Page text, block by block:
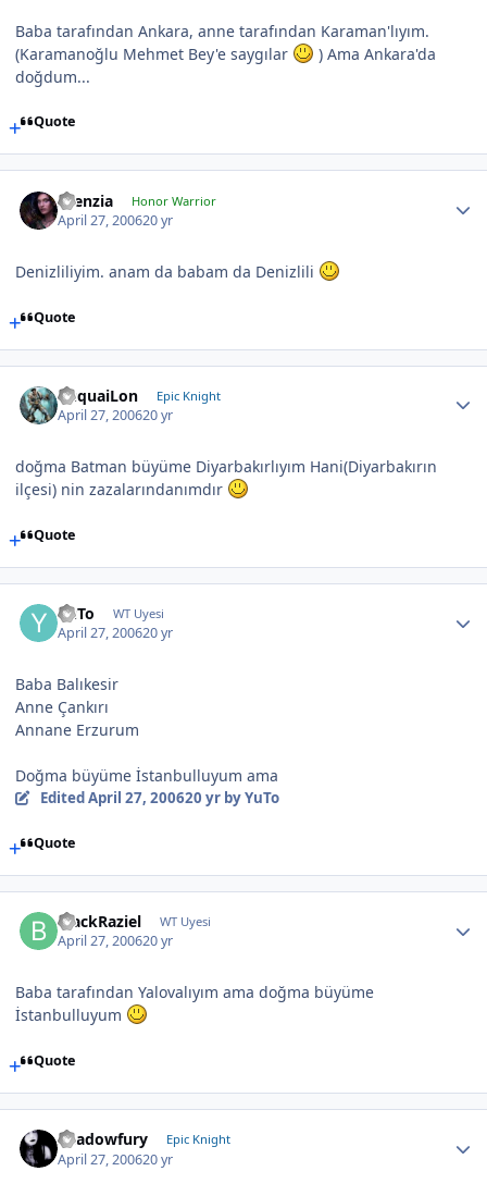
Baba tarafından Ankara, anne tarafından Karaman'lıyım.
(Karamanoğlu Mehmet Bey'e saygılar
) Ama Ankara'da
doğdum...
Quote
silenzia Honor Warrior
April 27, 200620 yr
Denizliliyim. anam da babam da Denizlili
Quote
YuquaiLon Epic Knight
April 27, 200620 yr
doğma Batman büyüme Diyarbakırlıyım Hani(Diyarbakırın
ilçesi) nin zazalarındanımdır
Quote
YuTo WT Uyesi
April 27, 200620 yr
Baba Balıkesir
Anne Çankırı
Annane Erzurum
Doğma büyüme İstanbulluyum ama
EditedApril 27, 200620 yrby YuTo
Quote
BlackRaziel WT Uyesi
April 27, 200620 yr
Baba tarafından Yalovalıyım ama doğma büyüme
İstanbulluyum
Quote
Shadowfury Epic Knight
April 27, 200620 yr